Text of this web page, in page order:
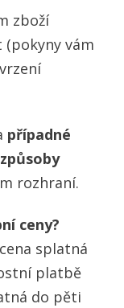
zboží
(pokyny vám
případné
rozhraní.
ceny?
splatná
platbě
do pěti